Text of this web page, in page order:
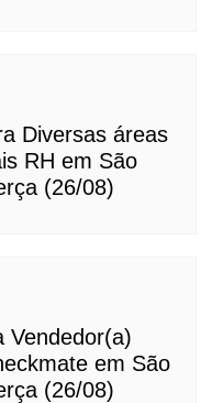
Diversas áreas
RH em São
(26/08)
Vendedor(a)
em São
(26/08)